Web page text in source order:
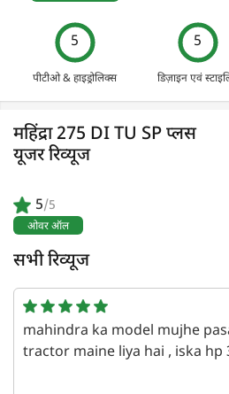
5
पीटीओ & हाइड्रोलिक्स
5
डिज़ाइन एवं
महिंद्रा 275 DI TU SP प्लस
यूजर रिव्यूज
5/5
ओवर ऑल
सभी रिव्यूज
mahindra ka model mujhe
tractor maine liya hai , iska hp
lift accha hain , 32.9 hp ka